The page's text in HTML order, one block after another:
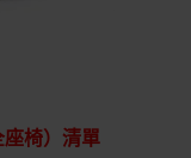
椅）清單